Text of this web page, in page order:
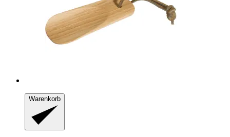
Warenkorb